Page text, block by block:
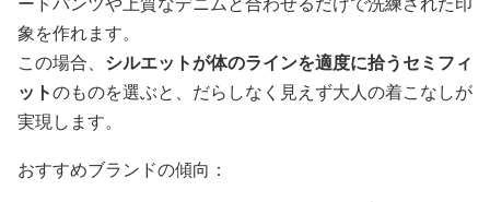
象を作れます。
この場合、 シルエットが体のラインを適度に拾うセミフィ
ットのものを選ぶと、だらしなく見えず大人の着こなしが
実現します。
おすすめブランドの傾向：